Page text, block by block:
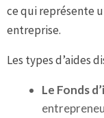
ce qui représente
entreprise.
Les types d’aides
Le Fonds